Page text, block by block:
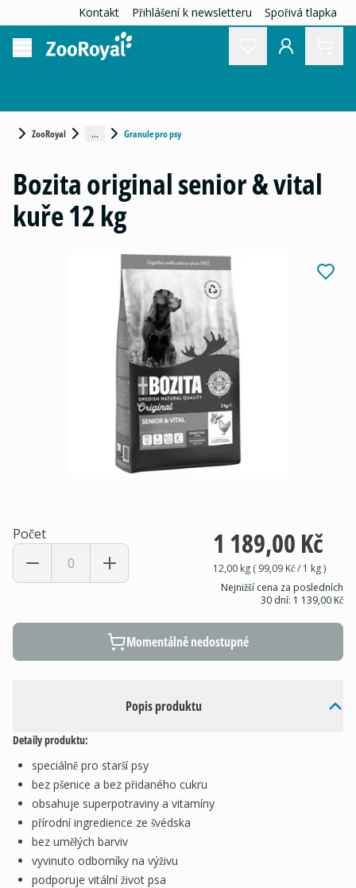
Kontakt Přihlášení k newsletteru Spořivá tlapka
ZooRoyal ... Granule pro psy
Popis produktu
Detaily produktu:
speciálně pro starší psy
bez pšenice a bez přidaného cukru
obsahuje superpotraviny a vitamíny
přírodní ingredience ze švédska
bez umělých barviv
vyvinuto odborníky na výživu
podporuje vitální život psa
Bozita original senior & vital
kuře 12 kg
Počet 1 189,00 Kč
12,00 kg( 99,09 Kč/ 1 kg)
Nejnižší cena za posledních
30 dní: 1 139,00 Kč
Momentálně nedostupné